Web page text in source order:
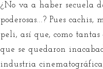
¿No va a haber secuela
poderosas...? Pues cachis,
peli, así que, como tantas
que se quedaron
industria